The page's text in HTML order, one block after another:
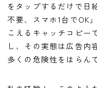
をタップするだけで日
不要、スマホ1台でOK
こえるキャッチコピー
し、その実態は広告内
多くの危険性をはらん